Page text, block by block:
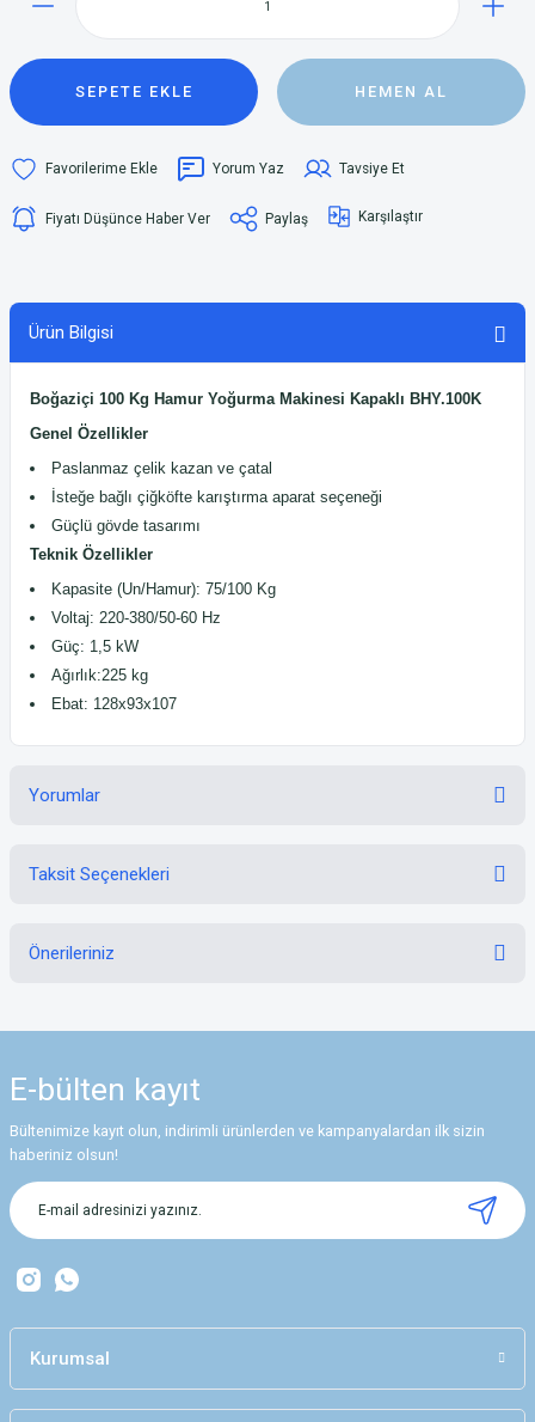
SEPETE EKLE HEMEN AL
Yorum Yaz Tavsiye Et
Fiyatı Düşünce Haber Ver Paylaş Karşılaştır
Ürün Bilgisi
Boğaziçi 100 Kg Hamur Yoğurma Makinesi Kapaklı BHY.100K
Genel Özellikler
Paslanmaz çelik kazan ve çatal
İsteğe bağlı çiğköfte karıştırma aparat seçeneği
Güçlü gövde tasarımı
Teknik Özellikler
Kapasite (Un/Hamur): 75/100 Kg
Voltaj: 220-380/50-60 Hz
Güç: 1,5 kW
Ağırlık:225 kg
Ebat: 128x93x107
Yorumlar
Taksit Seçenekleri
Önerileriniz
Görüş ve önerileriniz için teşekkür ederiz.
Ürün resmi kalitesiz, bozuk veya görüntülenemiyor.
Ürün açıklamasında eksik bilgiler bulunuyor.
Ürün bilgilerinde hatalar bulunuyor.
Bu ürüne benzer farklı alternatifler olmalı.
E-bülten kayıt
Bültenimize kayıt olun, indirimli ürünlerden ve kampanyalardan ilk sizin
haberiniz olsun!
Kurumsal